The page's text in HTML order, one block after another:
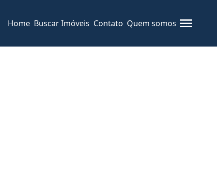
Home Buscar Imóveis Contato Quem somos